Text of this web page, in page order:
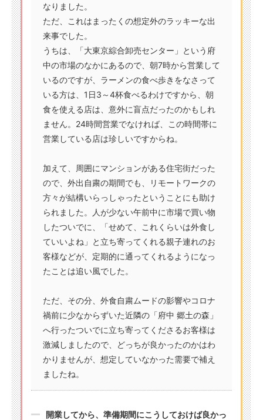
なりました。
ただ、これはまったくの想定外のラッキーな出
来事でした。
うちは、「大東京綜合卸売センター」という府
中の市場のなかにあるので、朝7時から営業して
いるのですが、ラーメンの食べ歩きをなさって
いる方は、1日3～4杯食べるわけですから、朝
食を使える店は、意外に盲点だったのかもしれ
ません。24時間営業でなければ、この時間帯に
営業している店は珍しいですからね。
加えて、周囲にマンションがある住宅街だった
ので、外出自粛の期間でも、リモートワークの
方々が結構いらっしゃったということにも助け
られました。人が少ない午前中に市場で買い物
したついでに、「せめて、これくらいは外食し
ていいよね」と立ち寄ってくれる親子連れのお
客様などが、定期的に通ってくれるようになっ
たことは追い風でした。
ただ、その分、外食自粛ムードの影響やコロナ
禍前に少なからずいた近隣の「府中 郷土の森」
へ行ったついでに立ち寄ってくださるお客様は
激減しましたので、どっちが良かったのかはわ
かりませんが、想定していなかった需要で補え
ましたね。
開業してから、準備期間にこうしておけば良かっ